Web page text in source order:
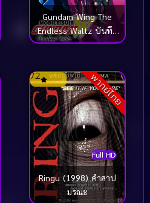
Gundam Wing The
Endless Waltz บันทึก
การยุทธ์บทใหม่ กันดั้ม
(1998)พากย์ไทย
Full HD
7.2
Ringu (1998) คำสาป
มรณะ